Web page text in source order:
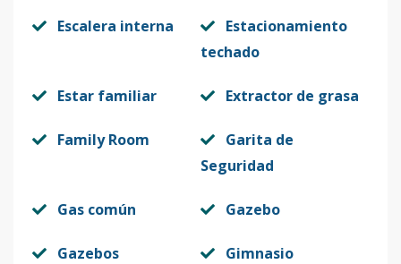
Escalera interna
Estacionamiento
techado
Estar familiar Extractor de grasa
Family Room
Garita de
Seguridad
Gas común Gazebo
Gazebos Gimnasio